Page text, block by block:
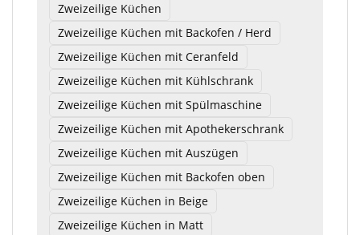
Zweizeilige Küchen
Zweizeilige Küchen mit Backofen / Herd
Zweizeilige Küchen mit Ceranfeld
Zweizeilige Küchen mit Kühlschrank
Zweizeilige Küchen mit Spülmaschine
Zweizeilige Küchen mit Apothekerschrank
Zweizeilige Küchen mit Auszügen
Zweizeilige Küchen mit Backofen oben
Zweizeilige Küchen in Beige
Zweizeilige Küchen in Matt